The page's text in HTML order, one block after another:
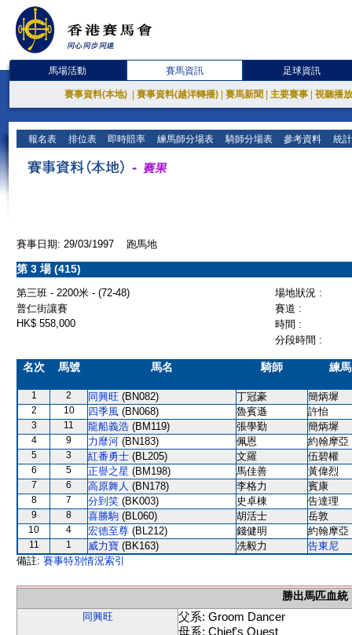
馬場活動 賽馬資訊 足球資訊
賽事資料(本地) 賽事資料(越洋轉播) 賽馬新聞 主要賽事 視聽播
報名表 排位表 即時賠率 練馬師分場表 騎師分場表 參考資料 統
賽事日期: 29/03/1997 跑馬地
第 3 場 (415)
第三班 - 2200米 - (72-48)
場地狀況 :
普仁街讓賽
賽道 :
HK$ 558,000
時間 :
分段時間 :
名次 馬號 馬名 騎師 練
1 2 同興旺 (BN082) 丁冠豪 簡炳墀
2 10 四季風 (BN068) 魯賓遜 許怡
3 11 龍船義浩 (BM119) 張學勤 簡炳墀
4 9 力靡河 (BN183) 佩恩 約翰摩亞
5 3 紅番勇士 (BL205) 文羅 伍碧權
6 5 正譽之星 (BM198) 馬佳善 黃偉烈
7 6 高原舞人 (BN178) 李格力 賓康
8 7 分到笑 (BK003) 史卓棟 告達理
9 8 喜勝駒 (BL060) 胡活士 岳敦
10 4 宏德至尊 (BL212) 錢健明 約翰摩亞
11 1 威力寶 (BK163) 冼毅力
告東尼
備註: 賽事特別情況索引
勝出馬匹血統
同興旺
父系: Groom Dancer
母系: Chief's Quest